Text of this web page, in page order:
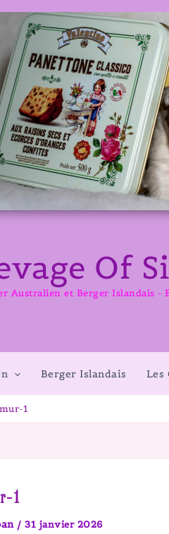
Of
Australien et Berger Islandais
Berger Islandais Les
1
1
/31 janvier 2026